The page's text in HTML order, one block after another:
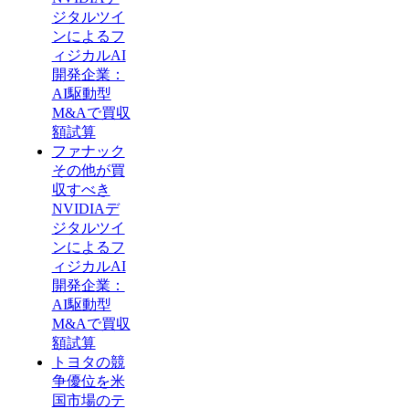
ジタルツイ
ンによるフ
ィジカルAI
開発企業：
AI駆動型
M&Aで買収
額試算
ファナック
その他が買
収すべき
NVIDIAデ
ジタルツイ
ンによるフ
ィジカルAI
開発企業：
AI駆動型
M&Aで買収
額試算
トヨタの競
争優位を米
国市場のテ